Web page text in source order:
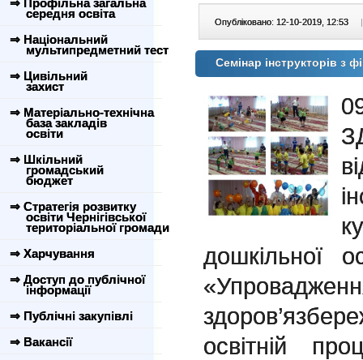
⇒ Профільна загальна
середня освіта
⇒ Національний
мультипредметний тест
⇒ Цивільний
захист
⇒ Матеріально-технічна
база закладів
освіти
⇒ Шкільний
громадський
бюджет
⇒ Стратегія розвитку
освіти Чернігівської
територіальної громади
⇒ Харчування
⇒ Доступ до публічної
інформації
⇒ Публічні закупівлі
⇒ Вакансії
Опубліковано: 12-10-2019, 12:53 |
Семінар інструкторів з
дошкільної
освітній